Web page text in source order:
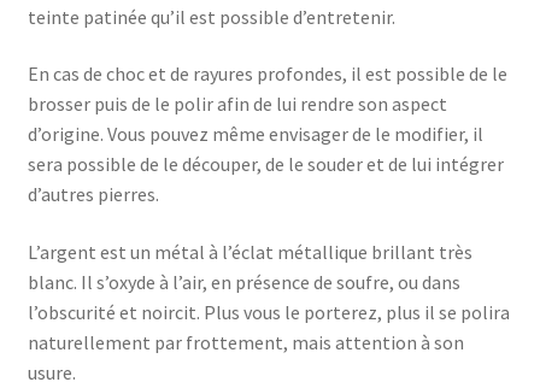
teinte patinée qu’il est possible d’entretenir.
En cas de choc et de rayures profondes, il est possible de le
brosser puis de le polir afin de lui rendre son aspect
d’origine. Vous pouvez même envisager de le modifier, il
sera possible de le découper, de le souder et de lui intégrer
d’autres pierres.
L’argent est un métal à l’éclat métallique brillant très
blanc. Il s’oxyde à l’air, en présence de soufre, ou dans
l’obscurité et noircit. Plus vous le porterez, plus il se polira
naturellement par frottement, mais attention à son
usure.